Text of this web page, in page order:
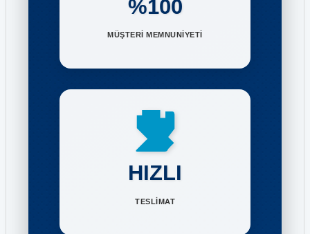
%100
MÜŞTERİ MEMNUNİYETİ
HIZLI
TESLİMAT